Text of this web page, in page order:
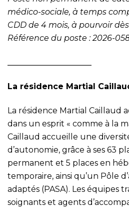
médico-sociale, à temps
CDD de 4 mois, à pourvoir
Référence du poste : 2026-
La résidence Martial
La résidence Martial Caillaud
dans un esprit « comme à la
Caillaud accueille une
d’autonomie, grâce à ses 63
permanent et 5 places en
temporaire, ainsi qu’un Pôle
adaptés (PASA). Les équipes
soignants et agents